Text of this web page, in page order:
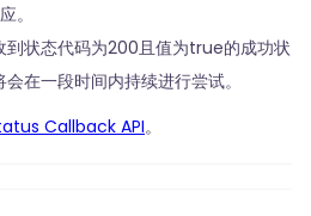
。
到状态代码为200且值为true的成功状
在一段时间内持续进行尝试。
Callback API。